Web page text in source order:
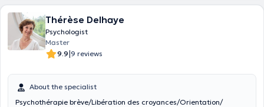
Thérèse Delhaye
Psychologist
Master
9.9|9 reviews
About the specialist
Psychothérapie brève/Libération des croyances/Orientation/